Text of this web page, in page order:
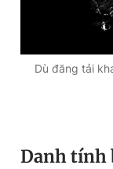
Dù đăng tải
Danh tính